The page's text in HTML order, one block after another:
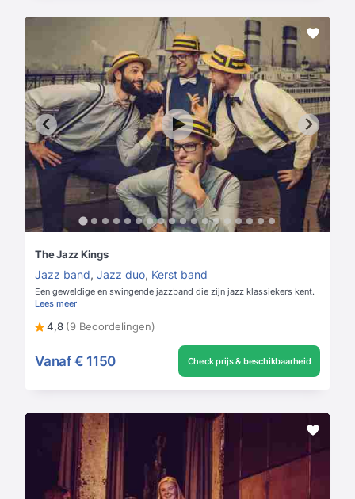
The Jazz Kings
Jazz band, Jazz duo, Kerst band
Een geweldige en swingende jazzband die zijn jazz klassiekers kent.
Lees meer
4,8 (9 Beoordelingen)
Vanaf € 1150 Check prijs & beschikbaarheid